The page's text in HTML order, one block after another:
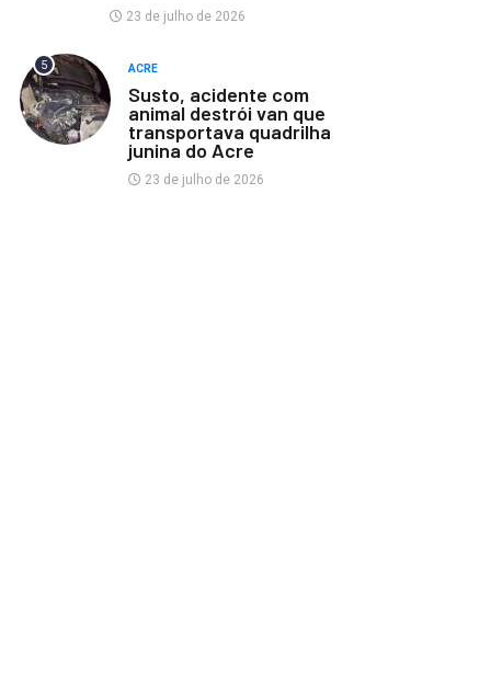
23 de julho de 2026
5 ACRE
Susto, acidente com
animal destrói van que
transportava quadrilha
junina do Acre
23 de julho de 2026